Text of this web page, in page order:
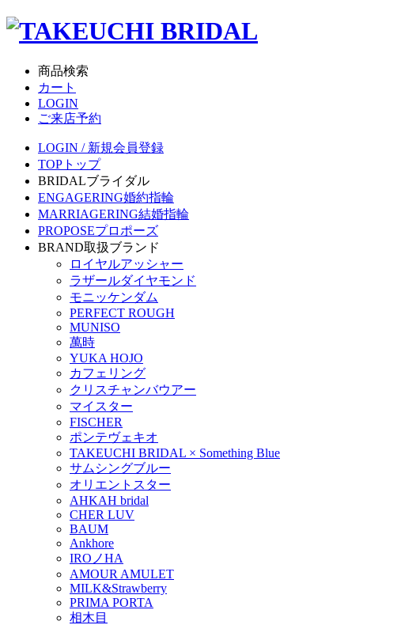
商品検索
カート
LOGIN
ご来店予約
LOGIN / 新規会員登録
TOP トップ
BRIDALブライダル
ENGAGERING婚約指輪
MARRIAGERING結婚指輪
PROPOSEプロポーズ
BRAND取扱ブランド
ロイヤルアッシャー
ラザールダイヤモンド
モニッケンダム
PERFECT ROUGH
MUNISO
萬時
YUKA HOJO
カフェリング
クリスチャンバウアー
マイスター
FISCHER
ポンテヴェキオ
TAKEUCHI BRIDAL × Something Blue
サムシングブルー
オリエントスター
AHKAH bridal
CHER LUV
BAUM
Ankhore
IROノHA
AMOUR AMULET
MILK&Strawberry
PRIMA PORTA
相木目